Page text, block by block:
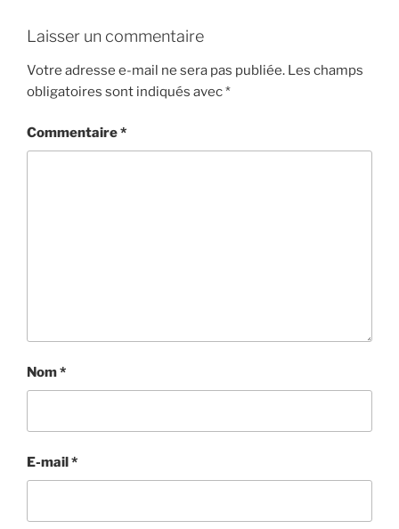
Laisser un commentaire
Votre adresse e-mail ne sera pas publiée. Les champs
obligatoires sont indiqués avec*
Commentaire*
Nom*
E-mail*